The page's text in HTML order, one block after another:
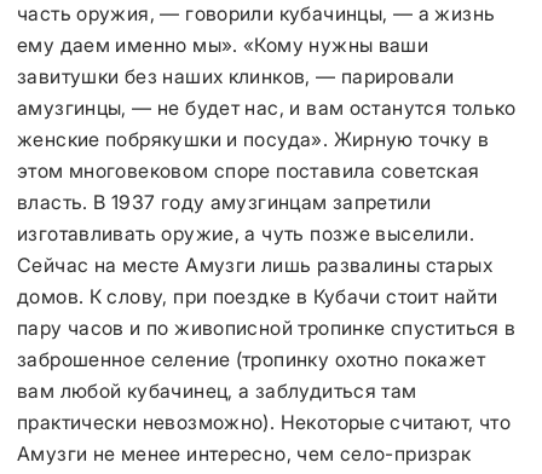
часть оружия, — говорили кубачинцы, — а жизнь
ему даем именно мы». «Кому нужны ваши
завитушки без наших клинков, — парировали
амузгинцы, — не будет нас, и вам останутся только
женские побрякушки и посуда». Жирную точку в
этом многовековом споре поставила советская
власть. В 1937 году амузгинцам запретили
изготавливать оружие, а чуть позже выселили.
Сейчас на месте Амузги лишь развалины старых
домов. К слову, при поездке в Кубачи стоит найти
пару часов и по живописной тропинке спуститься в
заброшенное селение (тропинку охотно покажет
вам любой кубачинец, а заблудиться там
практически невозможно). Некоторые считают, что
Амузги не менее интересно, чем село-призрак